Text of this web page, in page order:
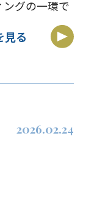
ングの一環で
見る
2026.02.24